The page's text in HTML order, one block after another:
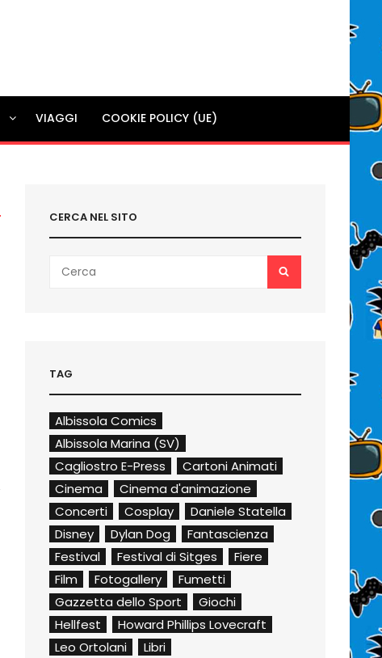
VIAGGI COOKIE POLICY (UE)
CERCA NEL SITO
for:
TAG
Albissola Comics
Albissola Marina (SV)
Cagliostro E-Press
Cartoni Animati
Cinema
Cinema d'animazione
Concerti
Cosplay
Daniele Statella
Disney
Dylan Dog
Fantascienza
Festival
Festival di Sitges
Fiere
Film
Fotogallery
Fumetti
Gazzetta dello Sport
Giochi
Hellfest
Howard Phillips Lovecraft
Leo Ortolani
Libri